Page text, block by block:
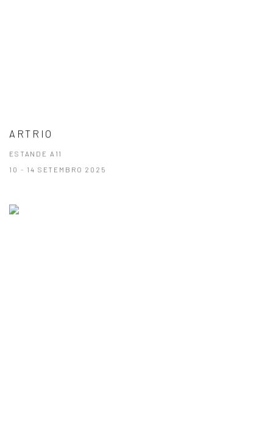
ARTRIO
ESTANDE A11
10 - 14 SETEMBRO 2025